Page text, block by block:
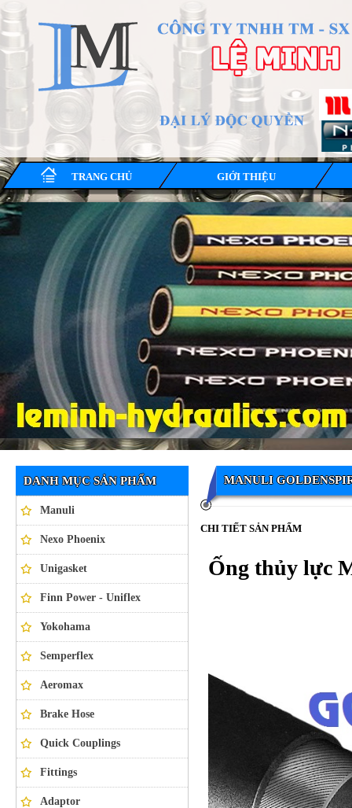
TRANG CHỦ GIỚI THIỆU
Ống thủy lực NEXO PHOENIX
DANH MỤC SẢN PHẨM
Manuli
Nexo Phoenix
Unigasket
Finn Power - Uniflex
Yokohama
Semperflex
Aeromax
Brake Hose
Quick Couplings
Fittings
Adaptor
MANULI
CHI TIẾT SẢN PHẨM
Ống thủy lực